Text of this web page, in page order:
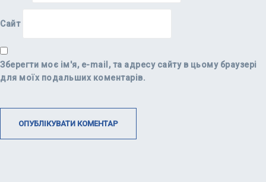
Сайт
Зберегти моє ім'я, e-mail, та адресу сайту в цьому браузері
для моїх подальших коментарів.